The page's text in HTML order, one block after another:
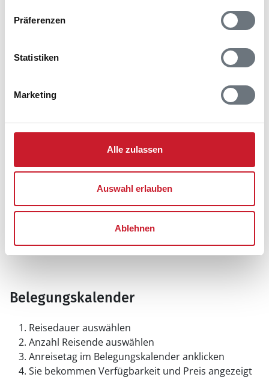
Präferenzen
Statistiken
Marketing
Alle zulassen
Auswahl erlauben
Ablehnen
Søndervig
Belegungskalender
Reisedauer auswählen
Anzahl Reisende auswählen
Anreisetag im Belegungskalender anklicken
Sie bekommen Verfügbarkeit und Preis angezeigt